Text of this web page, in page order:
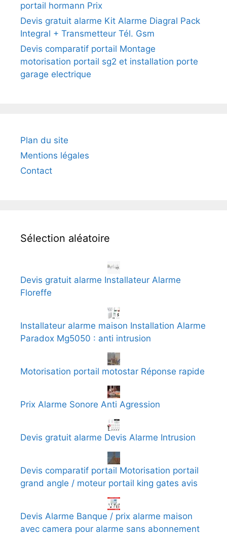
portail hormann Prix
Devis gratuit alarme Kit Alarme Diagral Pack
Integral + Transmetteur Tél. Gsm
Devis comparatif portail Montage
motorisation portail sg2 et installation porte
garage electrique
Plan du site
Mentions légales
Contact
Sélection aléatoire
Devis gratuit alarme Installateur Alarme
Floreffe
Installateur alarme maison Installation Alarme
Paradox Mg5050 : anti intrusion
Motorisation portail motostar Réponse rapide
Prix Alarme Sonore Anti Agression
Devis gratuit alarme Devis Alarme Intrusion
Devis comparatif portail Motorisation portail
grand angle / moteur portail king gates avis
Devis Alarme Banque / prix alarme maison
avec camera pour alarme sans abonnement